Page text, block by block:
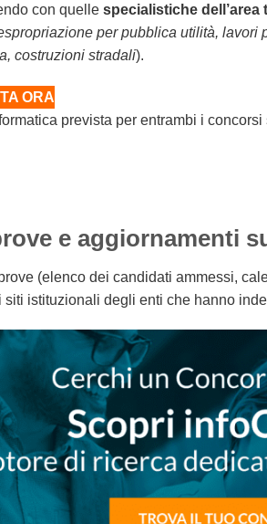
con quelle specialistiche dell’area
per pubblica utilità, lavori
costruzioni stradali).
ORA
prevista per entrambi i
e aggiornamenti
(elenco dei candidati ammessi,
istituzionali degli enti che hanno